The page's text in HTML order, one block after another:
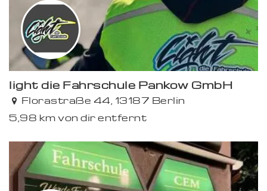
light die Fahrschule Pankow GmbH
Florastraße 44, 13187 Berlin
5,98 km von dir entfernt